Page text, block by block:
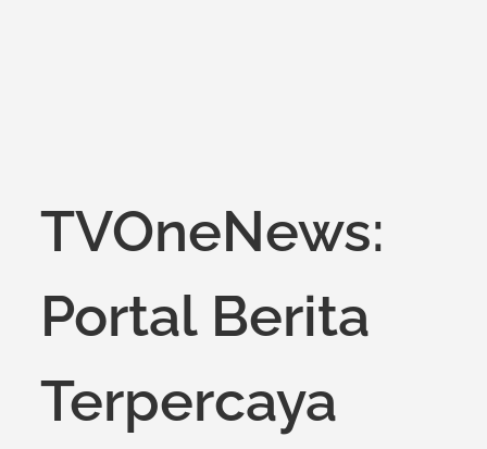
TVOneNews:
Portal Berita
Terpercaya